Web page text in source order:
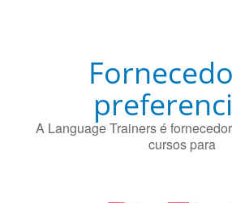
A Language Trainers é
cursos para